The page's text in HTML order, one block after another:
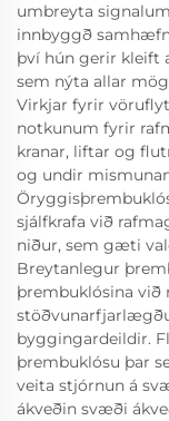
umbreyta
innbyggð
því hún gerir kleift
sem nýta allar
Virkjar fyrir
notkunum fyrir
kranar, liftar og
og undir
sjálfkrafa við
niður, sem gæti
Breytanlegur
þrembuklósina
byggingardeildir.
þrembuklósu þar
veita stjórnun á
ákveðin svæði